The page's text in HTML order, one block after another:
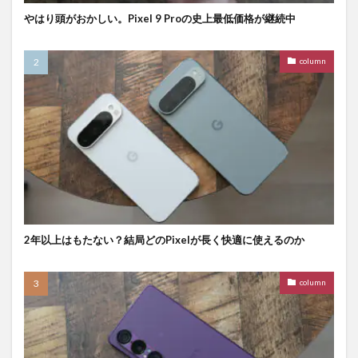
やはり頭がおかしい。Pixel 9 Proの史上最低価格が継続中
column
2年以上はもたない？結局どのPixelが長く快適に使えるのか
column